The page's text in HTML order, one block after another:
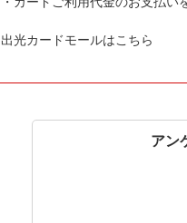
出光カードモールはこちら
アン